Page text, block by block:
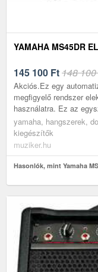
YAMAHA MS45DR
145 100 Ft148
Akciós.Ez egy
megfigyelő rendszer
használatra. Ez az
yamaha, hangszerek,
kiegészítők
muziker.hu
Hasonlók, mint Yamaha